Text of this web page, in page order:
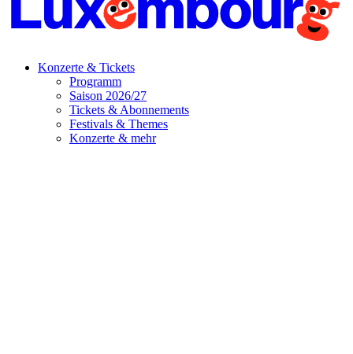
Konzerte & Tickets
Programm
Saison 2026/27
Tickets & Abonnements
Festivals & Themes
Konzerte & mehr